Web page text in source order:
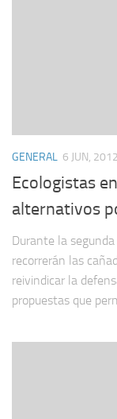
GENERAL 6 JUN, 2012
Ecologistas
alternativos
Durante la
recorrerán las
reivindicar la
propuestas que